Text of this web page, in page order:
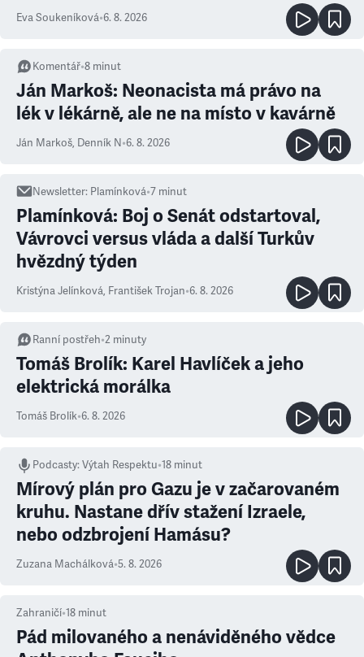
Eva Soukeníková•6. 8. 2026
Komentář•8 minut
Ján Markoš: Neonacista má právo na
lék v lékárně, ale ne na místo v kavárně
Ján Markoš, Denník N•6. 8. 2026
Newsletter: Plamínková•7 minut
Plamínková: Boj o Senát odstartoval,
Vávrovci versus vláda a další Turkův
hvězdný týden
Kristýna Jelínková, František Trojan•6. 8. 2026
Ranní postřeh•2 minuty
Tomáš Brolík: Karel Havlíček a jeho
elektrická morálka
Tomáš Brolík•6. 8. 2026
Podcasty:Výtah Respektu•18 minut
Mírový plán pro Gazu je v začarovaném
kruhu. Nastane dřív stažení Izraele,
nebo odzbrojení Hamásu?
Zuzana Machálková•5. 8. 2026
Zahraničí•18 minut
Pád milovaného a nenáviděného vědce